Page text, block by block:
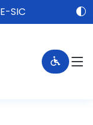
E-SIC